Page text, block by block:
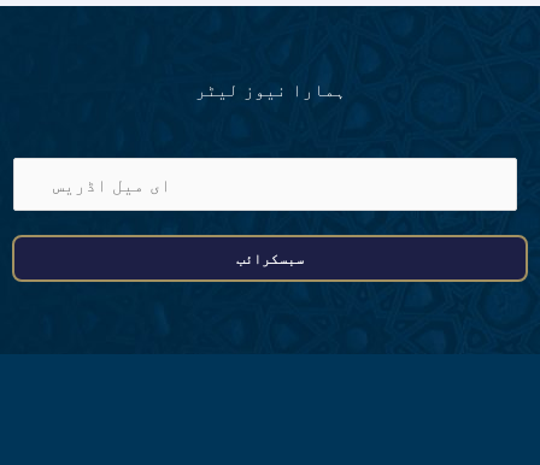
ہمارا نیوز لیٹر
ی
م
سبسکرائب